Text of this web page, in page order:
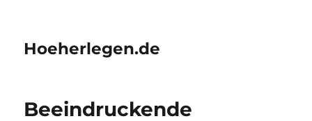
Hoeherlegen.de
Beeindruckende